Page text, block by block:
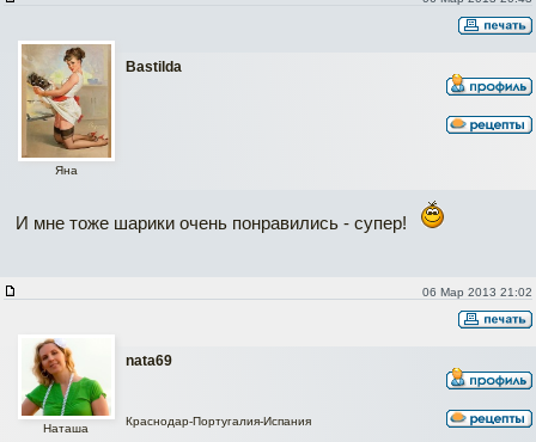
Bastilda
Яна
И мне тоже шарики очень понравились - супер!
06 Мар 2013 21:02
nata69
Наташа
Краснодар-Португалия-Испания